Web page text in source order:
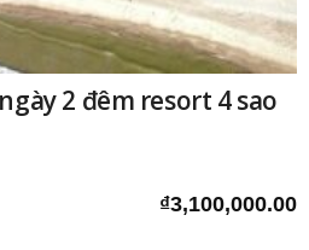
2 đêm resort 4 sao
₫3,100,000.00